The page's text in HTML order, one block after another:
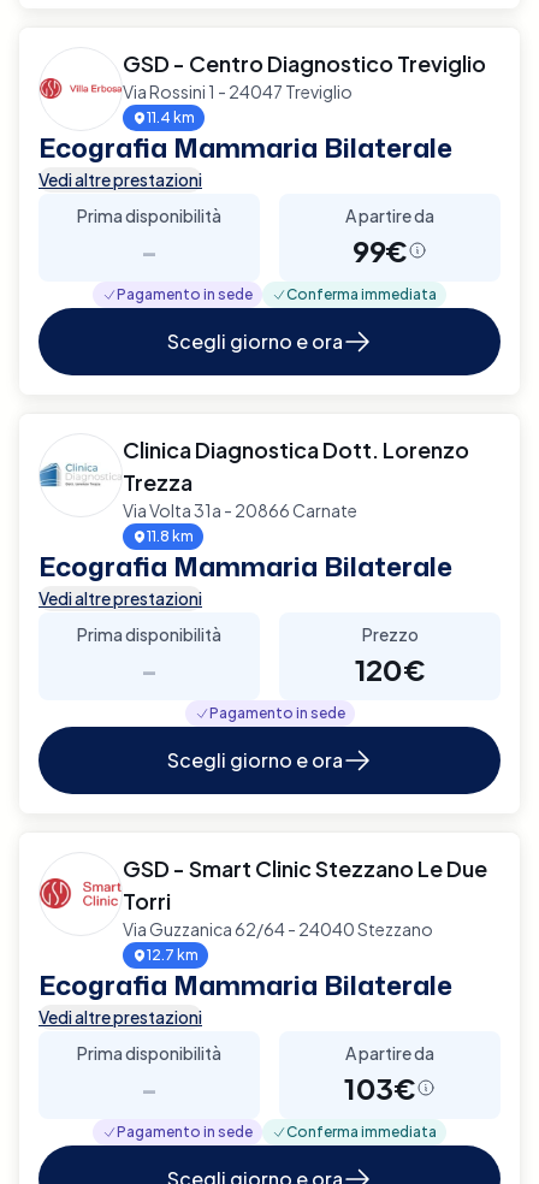
GSD - Centro Diagnostico Treviglio
Via Rossini 1 - 24047 Treviglio
11.4 km
Ecografia Mammaria Bilaterale
Vedi altre prestazioni
Prima disponibilità
-
A partire da
99€
Pagamento in sede Conferma immediata
Scegli giorno e ora
Clinica Diagnostica Dott. Lorenzo
Trezza
Via Volta 31a - 20866 Carnate
11.8 km
Ecografia Mammaria Bilaterale
Vedi altre prestazioni
Prima disponibilità
-
Prezzo
120€
Pagamento in sede
Scegli giorno e ora
GSD - Smart Clinic Stezzano Le Due
Torri
Via Guzzanica 62/64 - 24040 Stezzano
12.7 km
Ecografia Mammaria Bilaterale
Vedi altre prestazioni
Prima disponibilità
-
A partire da
103€
Pagamento in sede Conferma immediata
Scegli giorno e ora